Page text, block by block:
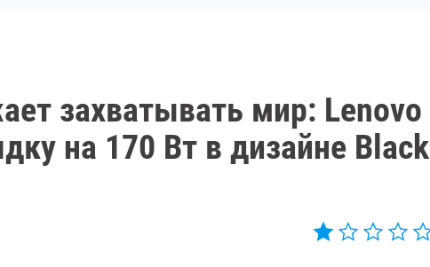
захватывать мир: Lenovo
на 170 Вт в дизайне Black